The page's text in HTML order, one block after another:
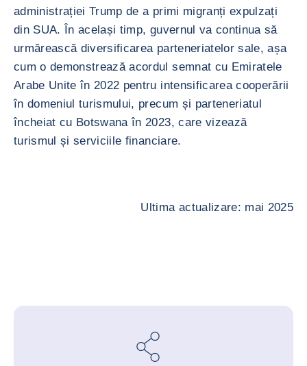
administrației Trump de a primi migranți expulzați
din SUA. În același timp, guvernul va continua să
urmărească diversificarea parteneriatelor sale, așa
cum o demonstrează acordul semnat cu Emiratele
Arabe Unite în 2022 pentru intensificarea cooperării
în domeniul turismului, precum și parteneriatul
încheiat cu Botswana în 2023, care vizează
turismul și serviciile financiare.
Ultima actualizare: mai 2025